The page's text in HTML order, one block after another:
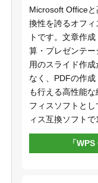
Microsoft Officeと
換性を誇るオフィ
トです。文章作
算・プレゼンテー
用のスライド作成
なく、PDFの作成
も行える高性能な
フィスソフトとし
ィス互換ソフト
「